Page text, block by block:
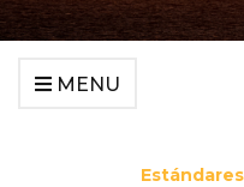
MENU